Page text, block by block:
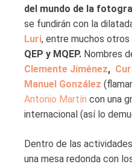
del mundo de la
se fundirán con la
Luri, entre muchos
QEP y MQEP. Nombres
Clemente Jiménez,
Manuel González
Antonio Martín con una
internacional (así lo
Dentro de las
una mesa redonda con